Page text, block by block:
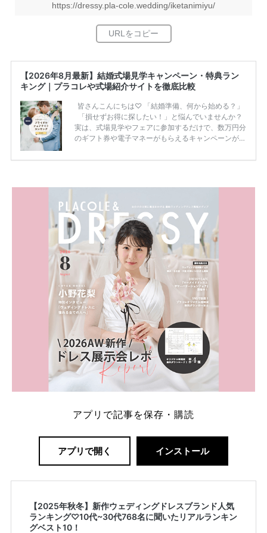
https://dressy.pla-cole.wedding/iketanimiyu/
【2026年8月最新】結婚式場見学キャンペーン・特典ラン
キング｜プラコレや式場紹介サイトを徹底比較
皆さんこんにちは♡ 「結婚準備、何から始める？」
「損せずお得に探したい！」と悩んでいませんか？
実は、式場見学やフェアに参加するだけで、数万円分
のギフト券や電子マネーがもらえるキャンペーンがあ
ため、比較せずに選ぶと損をしてしまうことも……。
内容：特典金額・条件・応募方法・注意点 「どこが
一番お得？」「プラコレの特典は？」といった疑問も
解決します。 まずは診断で候補を絞れる「ウェディ
ング診断」か、体験型 […]
続きを読む
アプリで記事を保存・購読
アプリで開く インストール
【2025年秋冬】新作ウェディングドレスブランド人気
ランキング♡10代~30代768名に聞いたリアルランキン
グベスト10！